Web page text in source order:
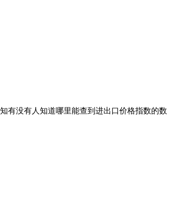
有没有人知道哪里能查到进出口价格指数的数